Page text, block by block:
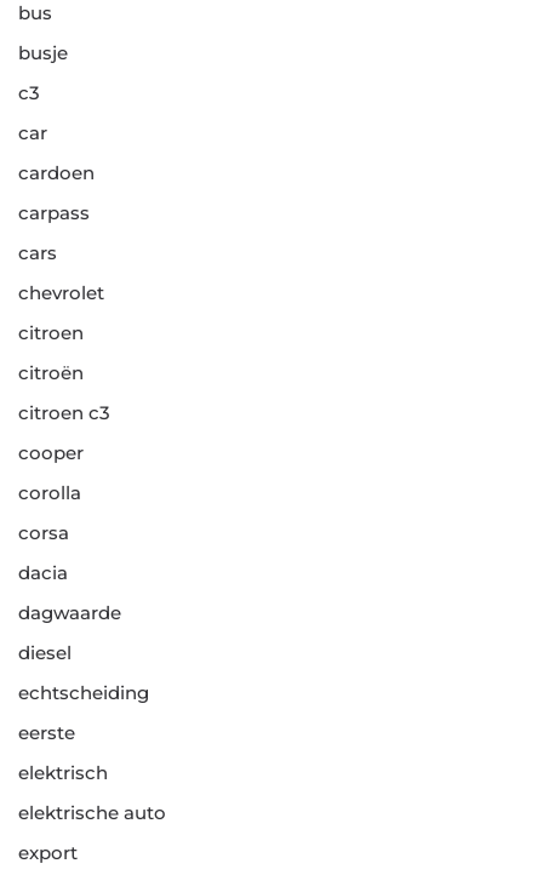
bus
busje
c3
car
cardoen
carpass
cars
chevrolet
citroen
citroën
citroen c3
cooper
corolla
corsa
dacia
dagwaarde
diesel
echtscheiding
eerste
elektrisch
elektrische auto
export